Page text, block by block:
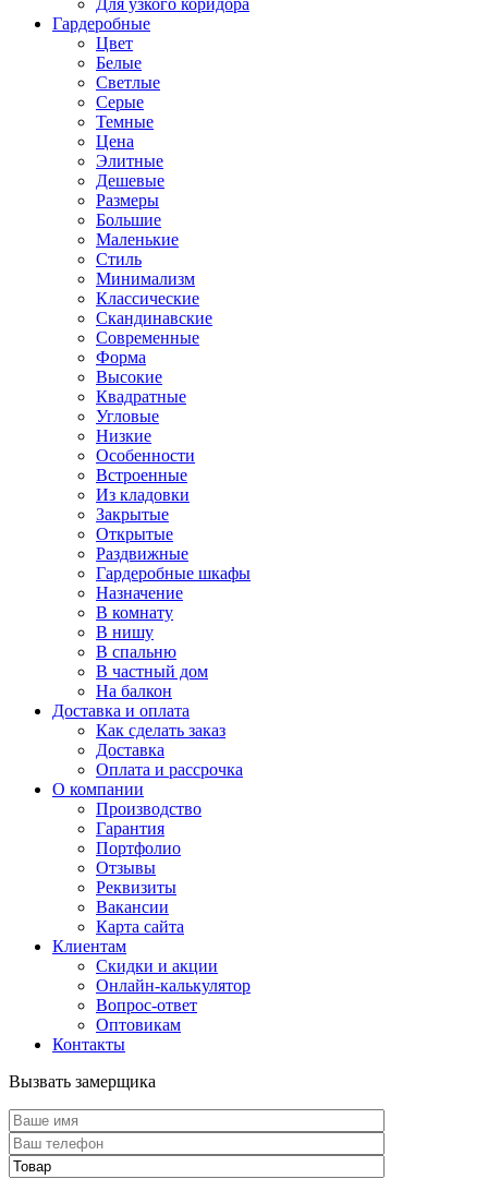
Для узкого коридора
Гардеробные
Цвет
Белые
Светлые
Серые
Темные
Цена
Элитные
Дешевые
Размеры
Большие
Маленькие
Стиль
Минимализм
Классические
Скандинавские
Современные
Форма
Высокие
Квадратные
Угловые
Низкие
Особенности
Встроенные
Из кладовки
Закрытые
Открытые
Раздвижные
Гардеробные шкафы
Назначение
В комнату
В нишу
В спальню
В частный дом
На балкон
Доставка и оплата
Как сделать заказ
Доставка
Оплата и рассрочка
О компании
Производство
Гарантия
Портфолио
Отзывы
Реквизиты
Вакансии
Карта сайта
Клиентам
Скидки и акции
Онлайн-калькулятор
Вопрос-ответ
Оптовикам
Контакты
Вызвать замерщика